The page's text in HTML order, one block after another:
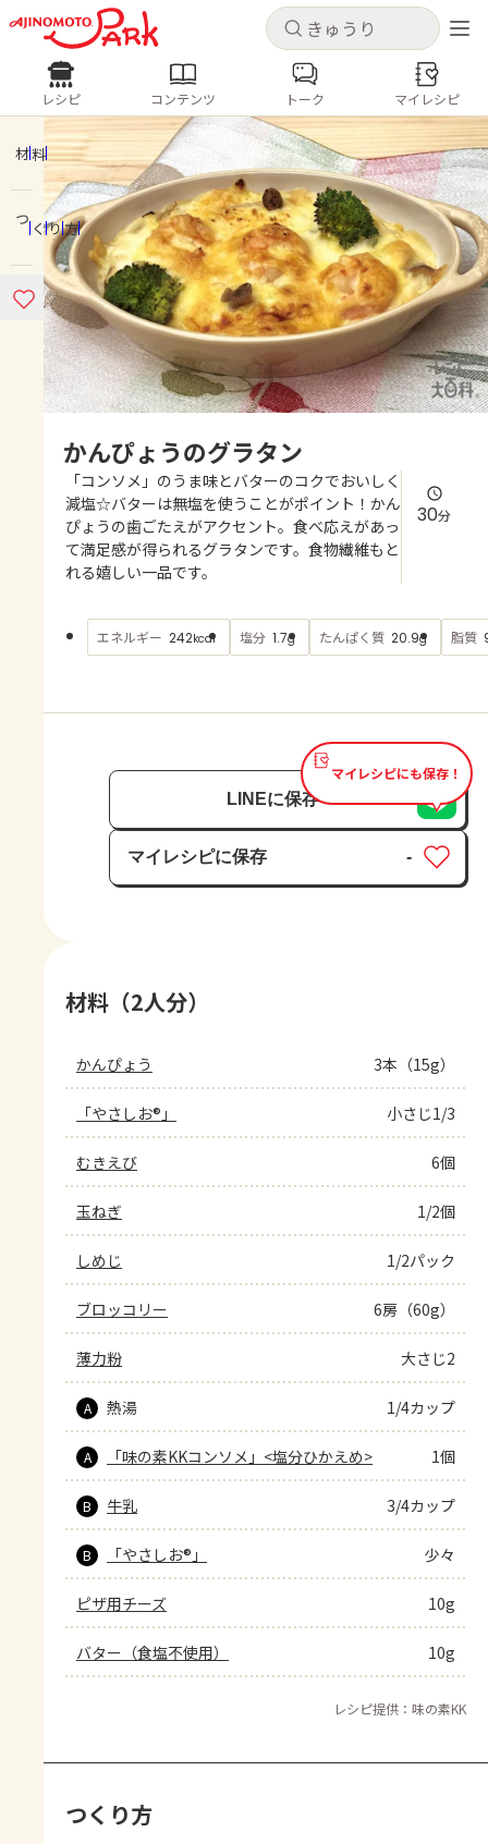
キャンセル
ログインするとレシピを保存できます
ログイン 新規登録
ホーム
コンテンツ
レシピ
よくあるお問い合わせ
お買い物
AJINOMOTO PARK とは
キャンセル
レシピ コンテンツ
人気の食材・レシピ
きゅうり なす トマト
とうもろこし
ピーマン
みょうが ゴーヤ
レシピ コンテンツ トーク マイレシピ
材料
つくり方
かんぴょうのグラタン
「コンソメ」のうま味とバターのコクでおいしく
減塩☆バターは無塩を使うことがポイント！かん
ぴょうの歯ごたえがアクセント。食べ応えがあっ
て満足感が得られるグラタンです。食物繊維もと
れる嬉しい一品です。
30分
エネルギー 242kcal 塩分 1.7g たんぱく質 20.9g 脂質
マイレシピにも保存！
LINEに保存
マイレシピに保存
保存済み
-
材料（2人分）
かんぴょう 3本（15g）
「やさしお®」 小さじ1/3
むきえび 6個
玉ねぎ 1/2個
しめじ 1/2パック
ブロッコリー 6房（60g）
薄力粉 大さじ2
A 熱湯 1/4カップ
A 「味の素KKコンソメ」<塩分ひかえめ> 1個
B 牛乳 3/4カップ
B 「やさしお®」 少々
ピザ用チーズ 10g
バター（食塩不使用） 10g
レシピ提供：味の素KK
つくり方